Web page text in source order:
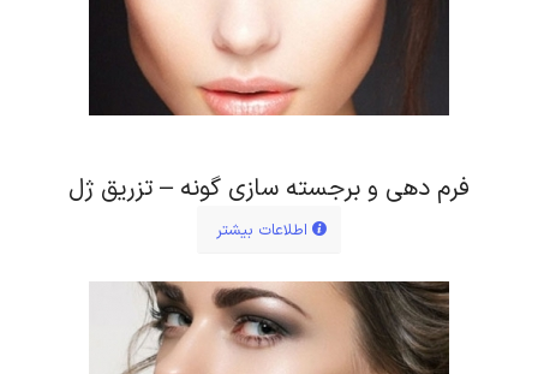
فرم دهی و برجسته سازی گونه – تزریق ژل
اطلاعات بیشتر